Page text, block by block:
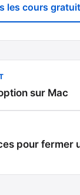
les cours
sur Mac
pour fermer